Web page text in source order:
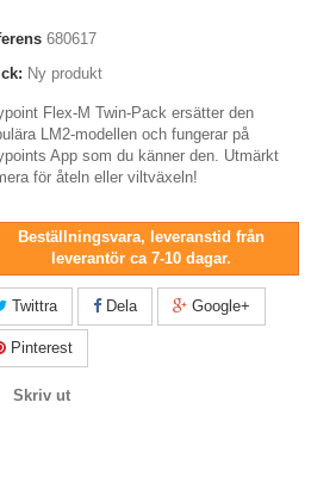
680617
Ny produkt
Flex-M Twin-Pack ersätter den
LM2-modellen och fungerar på
App som du känner den. Utmärkt
för åteln eller viltväxeln!
Beställningsvara, leveranstid från
leverantör ca 7-10 dagar.
Twittra Dela Google+
Pinterest
Skriv ut